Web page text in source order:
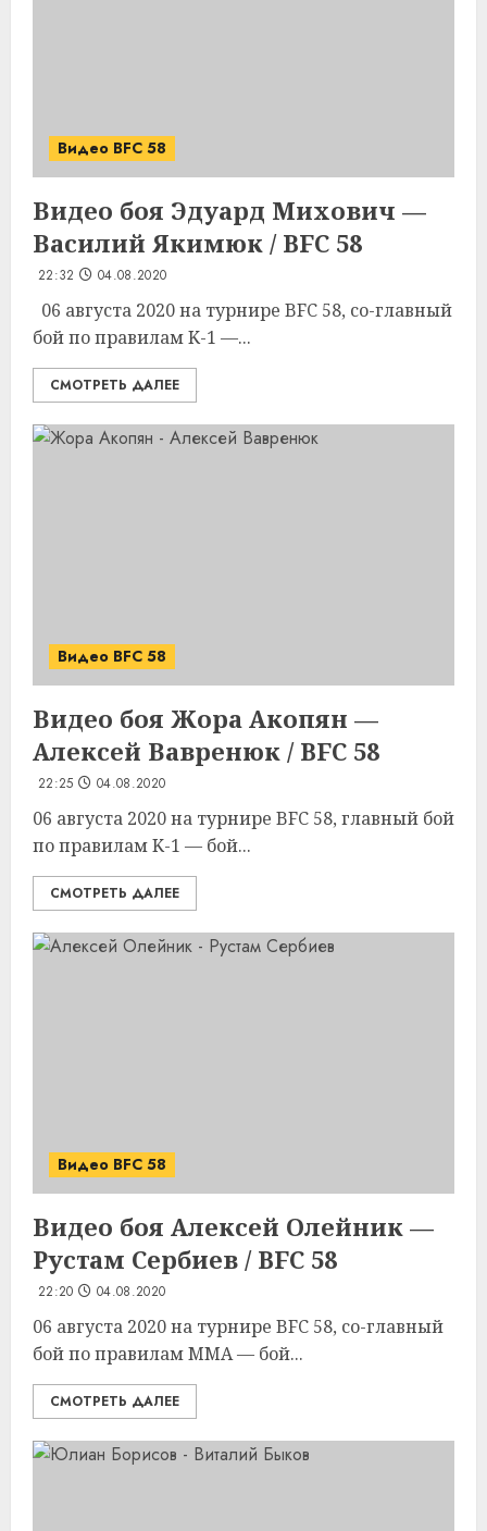
Видео BFC 58
Видео боя Эдуард Михович —
Василий Якимюк / BFC 58
22:32 04.08.2020
06 августа 2020 на турнире BFC 58, со-главный
бой по правилам K-1 —...
СМОТРЕТЬ ДАЛЕЕ
Видео BFC 58
Видео боя Жора Акопян —
Алексей Вавренюк / BFC 58
22:25 04.08.2020
06 августа 2020 на турнире BFC 58, главный бой
по правилам K-1 — бой...
СМОТРЕТЬ ДАЛЕЕ
Видео BFC 58
Видео боя Алексей Олейник —
Рустам Сербиев / BFC 58
22:20 04.08.2020
06 августа 2020 на турнире BFC 58, со-главный
бой по правилам MMA — бой...
СМОТРЕТЬ ДАЛЕЕ